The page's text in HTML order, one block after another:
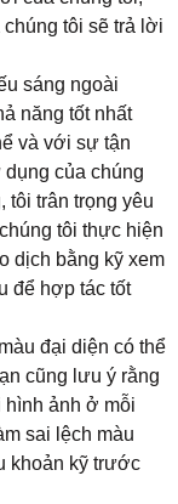
tôi sẽ trả lời
sáng ngoài
năng tốt nhất
và với sự tận
của chúng
tôi trân trọng yêu
tôi thực hiện
dịch bằng kỹ xem
để hợp tác tốt
đại diện có thể
cũng lưu ý rằng
hình ảnh ở mỗi
sai lệch màu
khoản kỹ trước